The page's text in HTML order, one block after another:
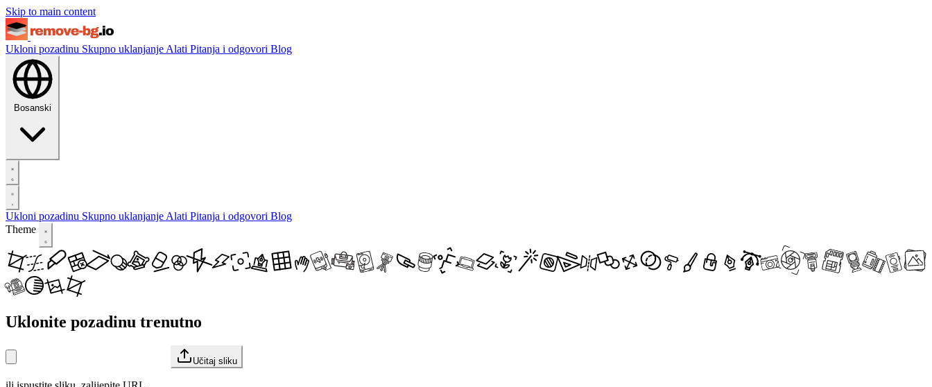
Skip to main content
Ukloni pozadinu Skupno uklanjanje Alati Pitanja i odgovori Blog
Bosanski
Ukloni pozadinu Skupno uklanjanje Alati Pitanja i odgovori Blog
Theme
Uklonite pozadinu trenutno
Učitaj sliku